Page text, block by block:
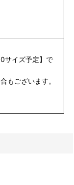
サイズ予定】で
もございます。